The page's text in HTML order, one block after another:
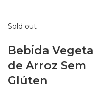
Sold out
Bebida Vegetal
de Arroz Sem
Glúten